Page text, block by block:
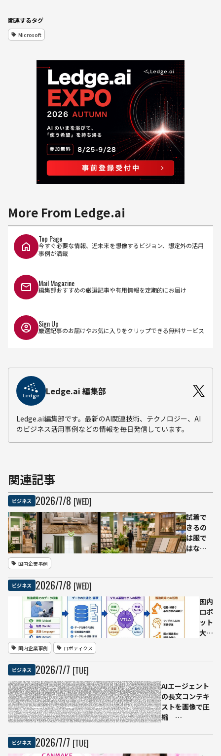
関連するタグ
Microsoft
More From Ledge.ai
Top Page
今すぐ必要な情報、近未来を想像するビジョン、想定外の活用
事例が満載
Mail Magazine
編集部おすすめの厳選記事や有用情報を定期的にお届け
Sign Up
厳選記事のお届けやお気に入りをクリップできる無料サービス
Ledge.ai 編集部
Ledge.ai編集部です。最新のAI関連技術、テクノロジー、AI
のビジネス活用事例などの情報を毎日発信しています。
関連記事
ビジネス 2026/7/8 [WED]
試着で
きるの
は服で
はなく
成AI活用
の店頭
サイネ
ージ
国内企業事例
ビジネス 2026/7/8 [WED]
国内
ロボ
ット
大手
AIで
連
携
国内企業事例 ロボティクス
ビジネス 2026/7/7 [TUE]
AIエージェント
の長文コンテキ
ストを画像で圧
縮
ビジネス 2026/7/7 [TUE]